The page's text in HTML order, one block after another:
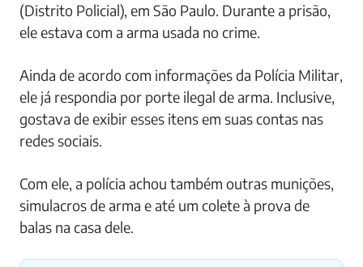
(Distrito Policial), em São Paulo. Durante a prisão,
ele estava com a arma usada no crime.
Ainda de acordo com informações da Polícia Militar,
ele já respondia por porte ilegal de arma. Inclusive,
gostava de exibir esses itens em suas contas nas
redes sociais.
Com ele, a polícia achou também outras munições,
simulacros de arma e até um colete à prova de
balas na casa dele.